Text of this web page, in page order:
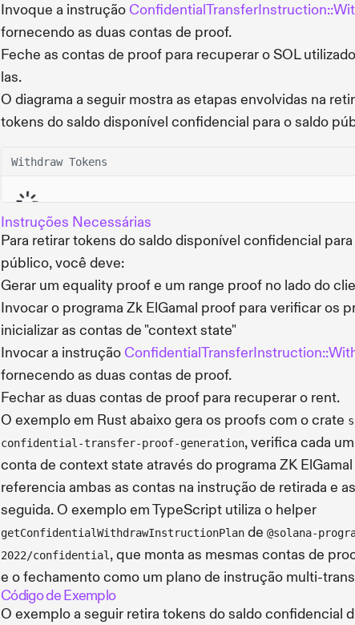
Invoque a instrução
fornecendo as duas contas de proof.
Feche as contas de proof para recuperar o SOL
las.
O diagrama a seguir mostra as etapas envolvidas na
tokens do saldo disponível confidencial para o saldo
Withdraw Tokens
Instruções Necessárias
Para retirar tokens do saldo disponível confidencial
público, você deve:
Gerar um equality proof e um range proof no lado do
Invocar o programa Zk ElGamal proof para verificar os
inicializar as contas de "context state"
Invocar a instrução
fornecendo as duas contas de proof.
Fechar as duas contas de proof para recuperar o rent.
O exemplo em Rust abaixo gera os proofs com o crate
confidential-transfer-proof-generation, verifica cada
conta de context state através do programa ZK
referencia ambas as contas na instrução de retirada e
seguida. O exemplo em TypeScript utiliza o helper
getConfidentialWithdrawInstructionPlan de @solana-
2022/confidential, que monta as mesmas contas de
e o fechamento como um plano de instrução multi-
Código de Exemplo
O exemplo a seguir retira tokens do saldo confidencial